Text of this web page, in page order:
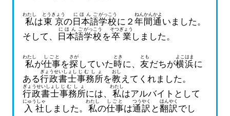
私
わたし
は東京
とうきょう
の日本語
にほんご
学校
がっこう
に２ 年
ねん
間
かん
通
かよ
いました。
そして、
日本語
にほんご
学校
がっこう
を卒業
そつぎょう
しました。
私
わたし
が仕事
しごと
を探
さが
していた時
とき
に、 友
とも
だちが横浜
よこはま
に
ある行政書士
ぎょうせいしょし
事務所
じむしょ
を教
おし
えてくれました。
行政書士
ぎょうせいしょし
事務所
じむしょ
には、 私
わたし
はアルバイトとして
入社
にゅうしゃ
しました。 私
わたし
の仕事
しごと
は通訳
つうやく
と翻訳
ほんやく
でし